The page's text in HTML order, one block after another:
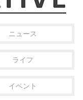
ニュース
ライフ
イベント